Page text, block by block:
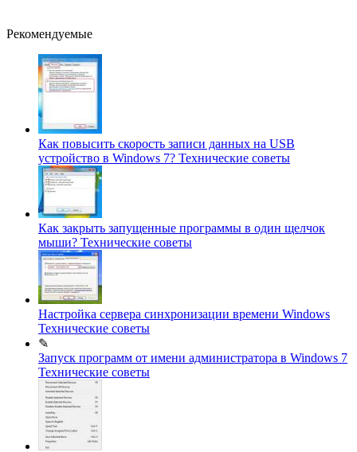
Рекомендуемые
Как повысить скорость записи данных на USB
устройство в Windows 7? Технические советы
Как закрыть запущенные программы в один щелчок
мыши? Технические советы
Настройка сервера синхронизации времени Windows
Технические советы
✎
Запуск программ от имени администратора в Windows 7
Технические советы